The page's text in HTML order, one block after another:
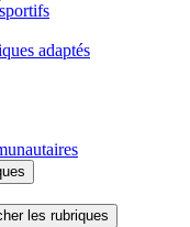
adaptés